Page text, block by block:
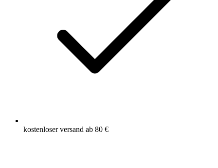
kostenloser versand ab 80 €